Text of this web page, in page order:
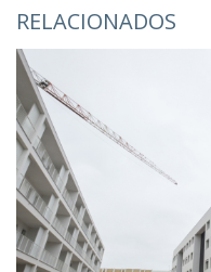
RELACIONADOS